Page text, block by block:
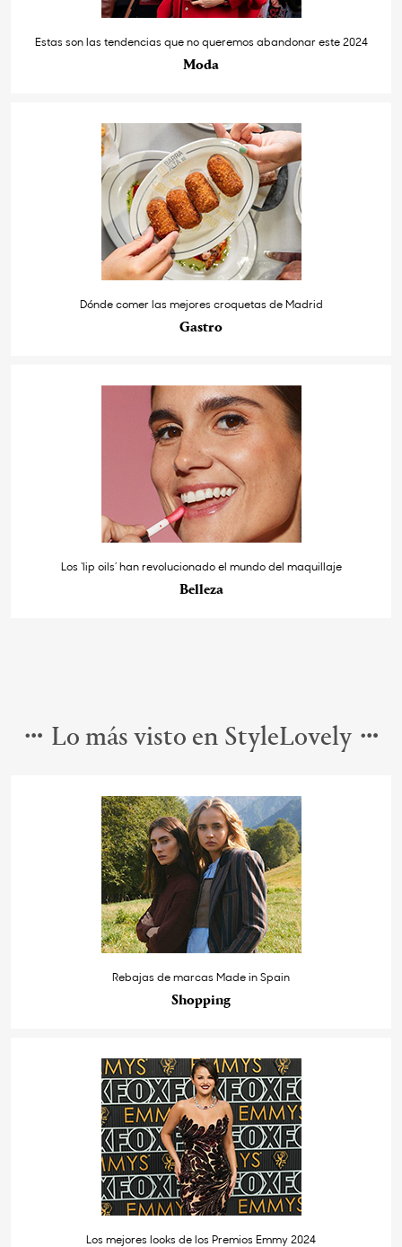
Estas son las tendencias que no queremos abandonar este 2024
Moda
Dónde comer las mejores croquetas de Madrid
Gastro
Los ‘lip oils’ han revolucionado el mundo del maquillaje
Belleza
Lo más visto en StyleLovely
Rebajas de marcas Made in Spain
Shopping
Los mejores looks de los Premios Emmy 2024